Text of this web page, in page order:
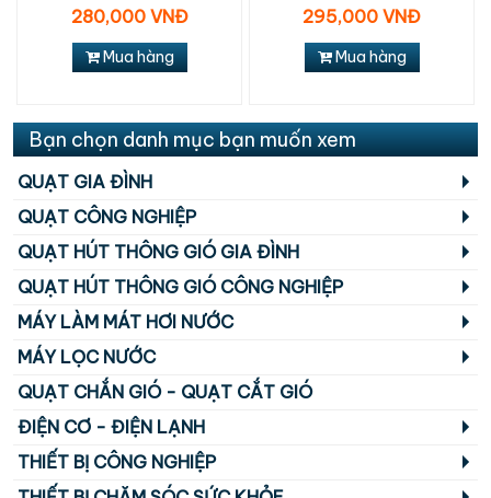
280,000 VNĐ
Mua hàng
295,000 VNĐ
Mua hàng
Bạn chọn danh mục bạn muốn xem
QUẠT GIA ĐÌNH
QUẠT CÔNG NGHIỆP
QUẠT HÚT THÔNG GIÓ GIA ĐÌNH
QUẠT HÚT THÔNG GIÓ CÔNG NGHIỆP
MÁY LÀM MÁT HƠI NƯỚC
MÁY LỌC NƯỚC
QUẠT CHẮN GIÓ - QUẠT CẮT GIÓ
ĐIỆN CƠ - ĐIỆN LẠNH
THIẾT BỊ CÔNG NGHIỆP